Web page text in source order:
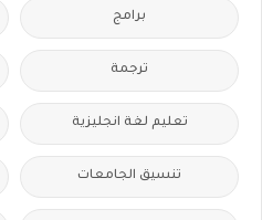
برامج
ترجمة
تعليم لغة انجليزية
تنسيق الجامعات